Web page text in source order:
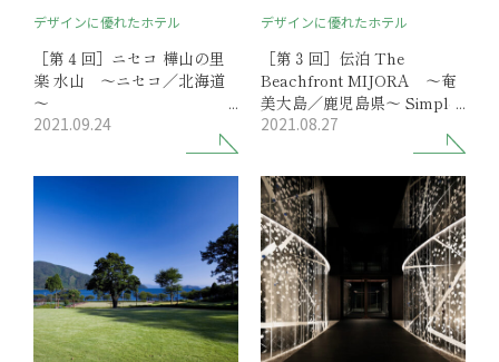
デザインに優れたホテル
［第４回］ニセコ 樺山の里
楽 水山 ～ニセコ／北海道
～
ロケーション、食事、もてな
し そしてメイド・イン・ジ
2021.09.24
デザインに優れたホテル
［第３回］伝泊 The
Beachfront MIJORA ～奄
美大島／鹿児島県～ Simple
is the Best ! ヴィラに宿る
2021.08.27